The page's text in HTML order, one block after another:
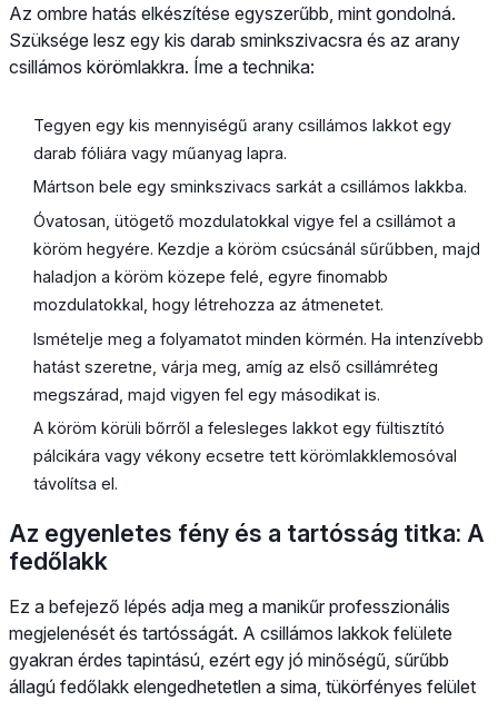
Az ombre hatás elkészítése egyszerűbb, mint gondolná.
Szüksége lesz egy kis darab sminkszivacsra és az arany
csillámos körömlakkra. Íme a technika:
Tegyen egy kis mennyiségű arany csillámos lakkot egy
darab fóliára vagy műanyag lapra.
Mártson bele egy sminkszivacs sarkát a csillámos lakkba.
Óvatosan, ütögető mozdulatokkal vigye fel a csillámot a
köröm hegyére. Kezdje a köröm csúcsánál sűrűbben, majd
haladjon a köröm közepe felé, egyre finomabb
mozdulatokkal, hogy létrehozza az átmenetet.
Ismételje meg a folyamatot minden körmén. Ha intenzívebb
hatást szeretne, várja meg, amíg az első csillámréteg
megszárad, majd vigyen fel egy másodikat is.
A köröm körüli bőrről a felesleges lakkot egy fültisztító
pálcikára vagy vékony ecsetre tett körömlakklemosóval
távolítsa el.
Az egyenletes fény és a tartósság titka: A
fedőlakk
Ez a befejező lépés adja meg a manikűr professzionális
megjelenését és tartósságát. A csillámos lakkok felülete
gyakran érdes tapintású, ezért egy jó minőségű, sűrűbb
állagú fedőlakk elengedhetetlen a sima, tükörfényes felület